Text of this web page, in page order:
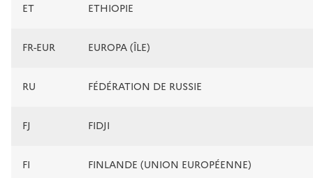
ET ETHIOPIE
FR-EUR EUROPA (ÎLE)
RU FÉDÉRATION DE RUSSIE
FJ FIDJI
FI FINLANDE (UNION EUROPÉENNE)